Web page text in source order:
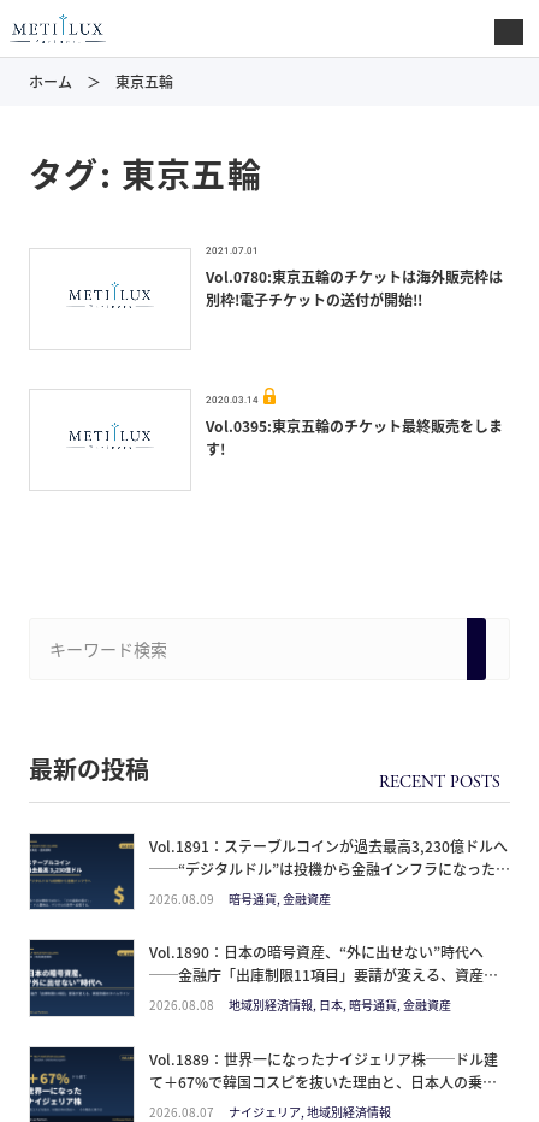
ホーム 東京五輪
タグ: 東京五輪
2021.07.01
Vol.0780:東京五輪のチケットは海外販売枠は
別枠!電子チケットの送付が開始!!
2020.03.14
Vol.0395:東京五輪のチケット最終販売をしま
す!
最新の投稿
Vol.1891：ステーブルコインが過去最高3,230億ドルへ
──“デジタルドル”は投機から金融インフラになった。
日本人が見るべきは価格ではなく「どの通貨の器か」
2026.08.09 暗号通貨, 金融資産
Vol.1890：日本の暗号資産、“外に出せない”時代へ
──金融庁「出庫制限11項目」要請が変える、資産防
衛のタイムライン
2026.08.08 地域別経済情報, 日本, 暗号通貨, 金融資産
Vol.1889：世界一になったナイジェリア株──ドル建
て＋67%で韓国コスピを抜いた理由と、日本人の乗り
方
2026.08.07 ナイジェリア, 地域別経済情報